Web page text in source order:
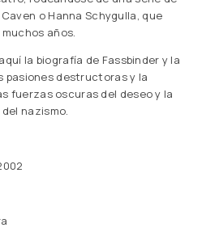
o Hanna Schygulla, que
años.
la biografía de Fassbinder y la
pasiones destructoras y la
fuerzas oscuras del deseo y la
nazismo.